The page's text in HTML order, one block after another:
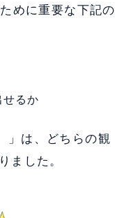
めに重要な下記の
せるか
」は、どちらの観
ました。